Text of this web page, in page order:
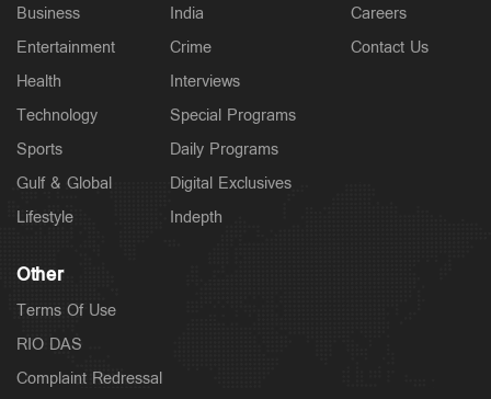
Business
Entertainment
Health
Technology
Sports
Gulf & Global
Lifestyle
India
Crime
Interviews
Special Programs
Daily Programs
Digital Exclusives
Indepth
Careers
Contact Us
Other
Terms Of Use
RIO DAS
Complaint Redressal